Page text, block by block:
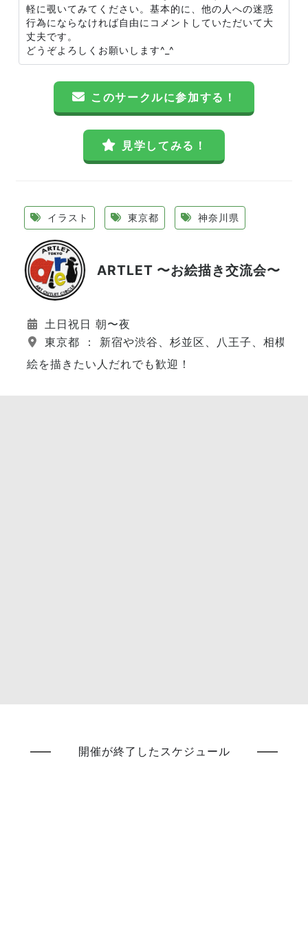
軽に覗いてみてください。基本的に、他の人への迷惑
行為にならなければ自由にコメントしていただいて大
丈夫です。
どうぞよろしくお願いします^_^
このサークルに参加する！
見学してみる！
イラスト 東京都 神奈川県
ARTLET 〜お絵描き交流会〜
土日祝日 朝〜夜
東京都 ： 新宿や渋谷、杉並区、八王子、相模原
絵を描きたい人だれでも歓迎！
開催が終了したスケジュール